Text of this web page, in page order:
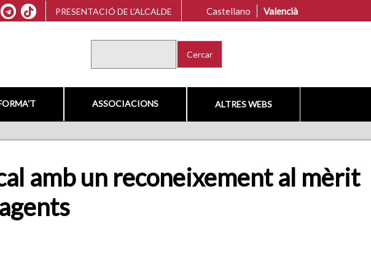
PRESENTACIÓ DE L'ALCALDE Castellano Valencià
ASSOCIACIONS ALTRES WEBS
amb un reconeixement al mèrit